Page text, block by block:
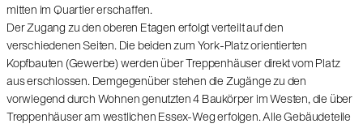
mitten im Quartier erschaffen.
Der Zugang zu den oberen Etagen erfolgt verteilt auf den
verschiedenen Seiten. Die beiden zum York-Platz orientierten
Kopfbauten (Gewerbe) werden über Treppenhäuser direkt vom Platz
aus erschlossen. Demgegenüber stehen die Zugänge zu den
vorwiegend durch Wohnen genutzten 4 Baukörper im Westen, die über
Treppenhäuser am westlichen Essex-Weg erfolgen. Alle Gebäudeteile